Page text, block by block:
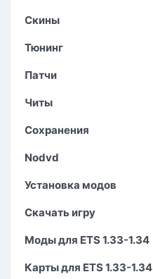
Скины
Тюнинг
Патчи
Читы
Сохранения
Nodvd
Установка модов
Скачать игру
Моды для ETS 1.33-1.34
Карты для ETS 1.33-1.34